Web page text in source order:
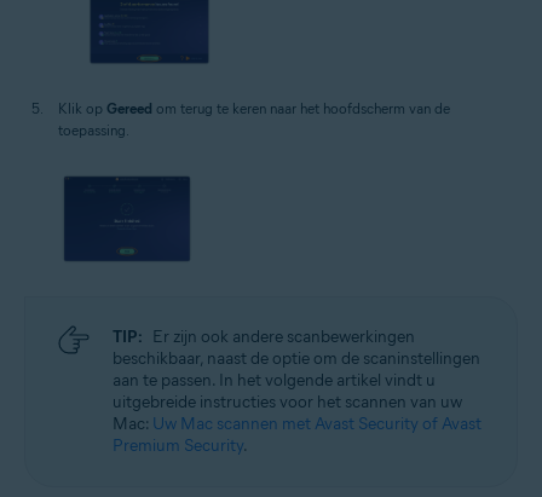
Klik op Gereed om terug te keren naar het hoofdscherm van de
toepassing.
TIP: Er zijn ook andere scanbewerkingen
beschikbaar, naast de optie om de scaninstellingen
aan te passen. In het volgende artikel vindt u
uitgebreide instructies voor het scannen van uw
Mac: Uw Mac scannen met Avast Security of Avast
Premium Security.